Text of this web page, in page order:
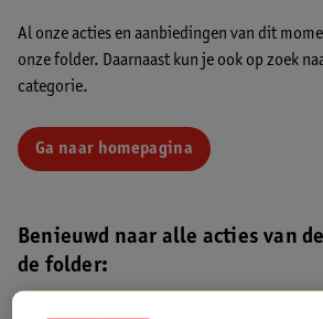
Al onze acties en aanbiedingen van dit
onze folder. Daarnaast kun je ook op zoek
categorie.
Ga naar homepagina
Benieuwd naar alle acties van
de folder: